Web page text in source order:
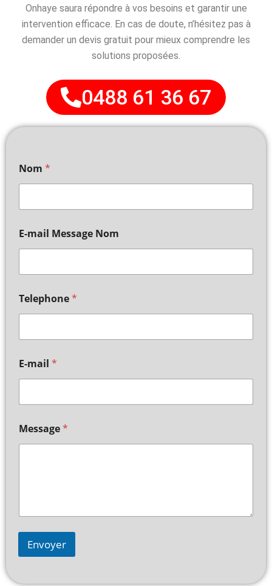
Onhaye saura répondre à vos besoins et garantir une
intervention efficace. En cas de doute, n’hésitez pas à
demander un devis gratuit pour mieux comprendre les
solutions proposées.
0488 61 36 67
Nom *
E-mail Message Nom
Telephone*
E-mail *
Message*
Envoyer